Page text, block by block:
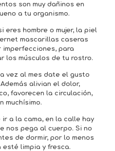
son muy dañinos en
a tu organismo.
eres hombre o mujer, la piel
mascarillas caseras
para
los músculos de tu rostro.
vez al mes date el gusto
alivian el dolor,
favorecen la circulación,
muchísimo.
a la cama, en la calle hay
nos pega al cuerpo. Si no
de dormir, por lo menos
limpia y fresca.